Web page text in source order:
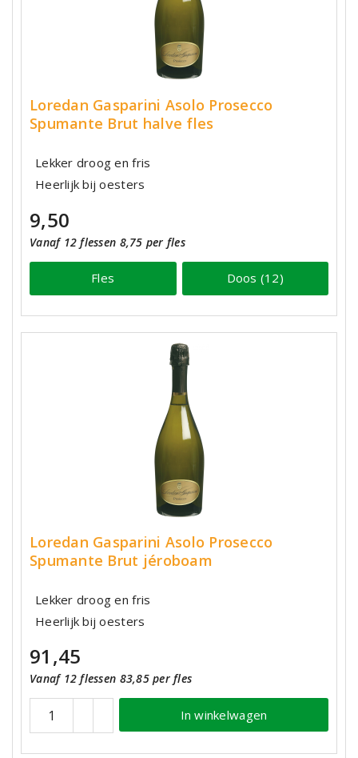
Loredan Gasparini Asolo Prosecco
Spumante Brut halve fles
Lekker droog en fris
Heerlijk bij oesters
9,50
Vanaf 12 flessen 8,75 per fles
Fles Doos (12)
Loredan Gasparini Asolo Prosecco
Spumante Brut jéroboam
Lekker droog en fris
Heerlijk bij oesters
91,45
Vanaf 12 flessen 83,85 per fles
In winkelwagen